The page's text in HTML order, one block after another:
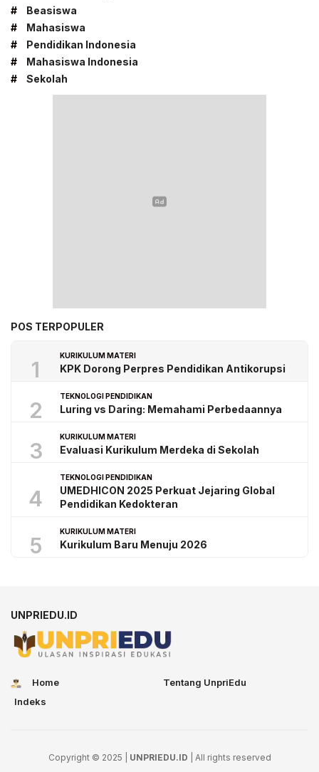
#
Beasiswa
#
Mahasiswa
#
Pendidikan Indonesia
#
Mahasiswa Indonesia
#
Sekolah
POS TERPOPULER
1
KURIKULUM MATERI
KPK Dorong Perpres Pendidikan Antikorupsi
2
TEKNOLOGI PENDIDIKAN
Luring vs Daring: Memahami Perbedaannya
3
KURIKULUM MATERI
Evaluasi Kurikulum Merdeka di Sekolah
4
TEKNOLOGI PENDIDIKAN
UMEDHICON 2025 Perkuat Jejaring Global
Pendidikan Kedokteran
5
KURIKULUM MATERI
Kurikulum Baru Menuju 2026
UNPRIEDU.ID
Home
Tentang UnpriEdu
Indeks
Copyright © 2025 | UNPRIEDU.ID | All rights reserved